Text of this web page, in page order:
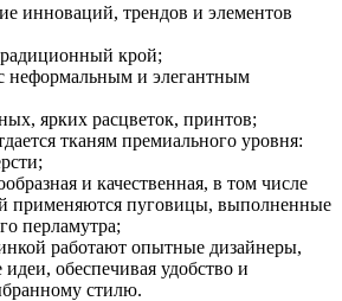
инноваций, трендов и элементов
крой;
неформальным и элегантным
ярких расцветок, принтов;
тканям премиального уровня:
и качественная, в том числе
применяются пуговицы, выполненные
перламутра;
работают опытные дизайнеры,
идеи, обеспечивая удобство и
стилю.